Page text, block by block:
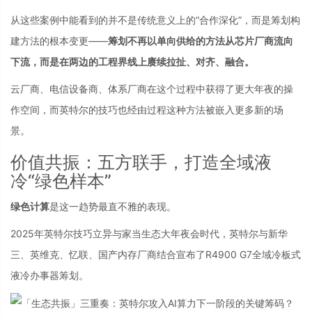
从这些案例中能看到的并不是传统意义上的“合作深化”，而是筹划构
建方法的根本变更——筹划不再以单向供给的方法从芯片厂商流向
下流，而是在两边的工程界线上赓续拉扯、对齐、融合。
云厂商、电信设备商、体系厂商在这个过程中获得了更大年夜的操
作空间，而英特尔的技巧也经由过程这种方法被嵌入更多新的场
景。
价值共振：五方联手，打造全域液
冷“绿色样本”
绿色计算是这一趋势最直不雅的表现。
2025年英特尔技巧立异与家当生态大年夜会时代，英特尔与新华
三、英维克、忆联、国产内存厂商结合宣布了R4900 G7全域冷板式
液冷办事器筹划。